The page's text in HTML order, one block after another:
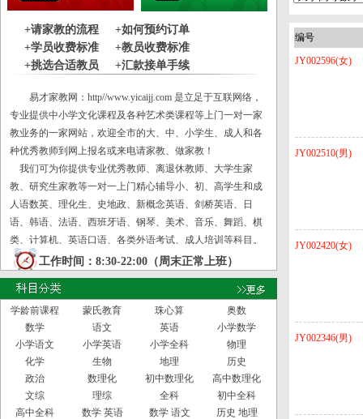
+请家教的流程
+如何预约订单
+学员收费标准
+教员收费标准
+挑选合适教员
+汇款接单手续
易才家教网： http//www.yicaijj.com 是立足于互联网络，
专业提供中小学文化课程及各种艺术类课程等上门一对一家
教业务的一家网站，欢迎全市的大、中、小学生、成人和各
种优秀教师到网上报名或来电请家教、做家教！
我们可为你提供专业优秀教师、离退休教师、大学生家
教、研究生家教等一对一上门精心辅导小、初、高学生和成
人语数英、理化生、史地政、新概念英语、剑桥英语、日
语、韩语、法语、西班牙语、钢琴、美术、音乐、舞蹈、棋
类、计算机、英语口语、各类外语考试、成人培训等科目。
工作时间：8:30-22:00（周末正常上班）
学龄前课程 蒙氏教育 珠心算
奥数
数学
语文 英语
小学数学
小学语文
小学英语 小学全科
物理
化学
生物 地理
历史
政治
数理化 初中数理化
高中数理化
文综
理综 全科
初中全科
高中全科
数学 英语 数学 语文
历史 地理
编号
JY002596(女)
JY002510(男)
JY002420(女)
JY002346(男)